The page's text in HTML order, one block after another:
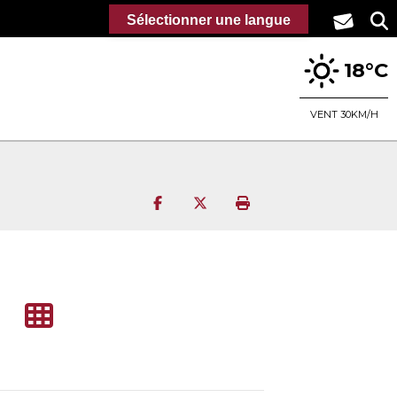
18°C
VENT 30KM/H
Partager sur Facebook
Partager sur Twitter
Imprimer la page
Sélectionner une langue